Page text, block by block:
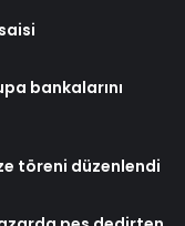
bankalarını
töreni düzenlendi